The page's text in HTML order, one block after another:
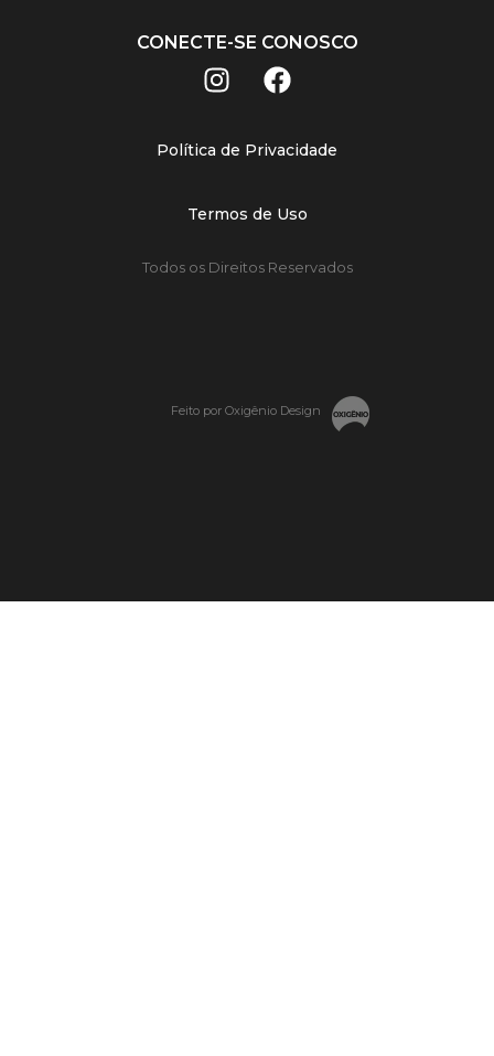
CONECTE-SE CONOSCO
Política de Privacidade
Termos de Uso
Todos os Direitos Reservados
Feito por Oxigênio Design